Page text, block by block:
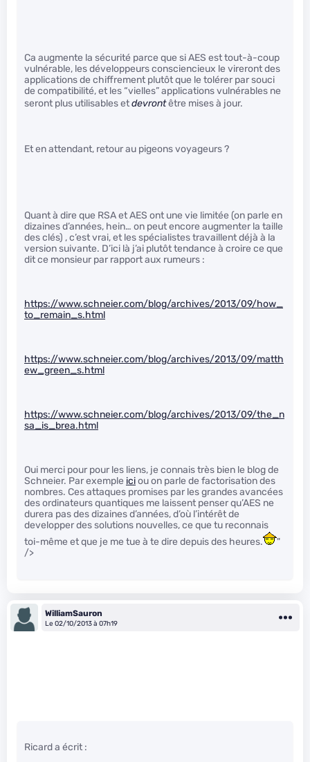
Ca augmente la sécurité parce que si AES est tout-à-coup
vulnérable, les développeurs consciencieux le vireront des
applications de chiffrement plutôt que le tolérer par souci
de compatibilité, et les “vielles” applications vulnérables ne
seront plus utilisables etdevrontêtre mises à jour.
Et en attendant, retour au pigeons voyageurs ?
Quant à dire que RSA et AES ont une vie limitée (on parle en
dizaines d’années, hein… on peut encore augmenter la taille
des clés) , c’est vrai, et les spécialistes travaillent déjà à la
version suivante. D’ici là j’ai plutôt tendance à croire ce que
dit ce monsieur par rapport aux rumeurs :
https://www.schneier.com/blog/archives/2013/09/how_
to_remain_s.html
https://www.schneier.com/blog/archives/2013/09/matth
ew_green_s.html
https://www.schneier.com/blog/archives/2013/09/the_n
sa_is_brea.html
Oui merci pour pour les liens, je connais très bien le blog de
Schneier. Par exemple iciou on parle de factorisation des
nombres. Ces attaques promises par les grandes avancées
des ordinateurs quantiques me laissent penser qu’AES ne
durera pas des dizaines d’années, d’où l’intérêt de
developper des solutions nouvelles, ce que tu reconnais
toi-même et que je me tue à te dire depuis des heures.
"
/>
WilliamSauron
Le 02/10/2013 à 07h19
Ricard a écrit :